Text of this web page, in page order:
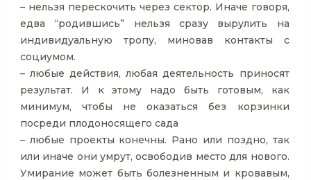
– нельзя перескочить через сектор. Иначе говоря,
едва “родившись” нельзя сразу вырулить на
индивидуальную тропу, миновав контакты с
социумом.
– любые действия, любая деятельность приносят
результат. И к этому надо быть готовым, как
минимум, чтобы не оказаться без корзинки
посреди плодоносящего сада
– любые проекты конечны. Рано или поздно, так
или иначе они умрут, освободив место для нового.
Умирание может быть болезненным и кровавым,